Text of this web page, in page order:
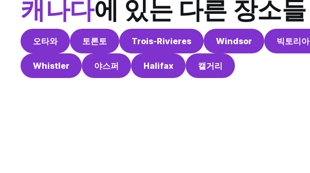
캐나다에 있는 다른 장소들
오타와 토론토 Trois-Rivieres Windsor 빅토리아
Whistler 야스퍼 Halifax 캘거리